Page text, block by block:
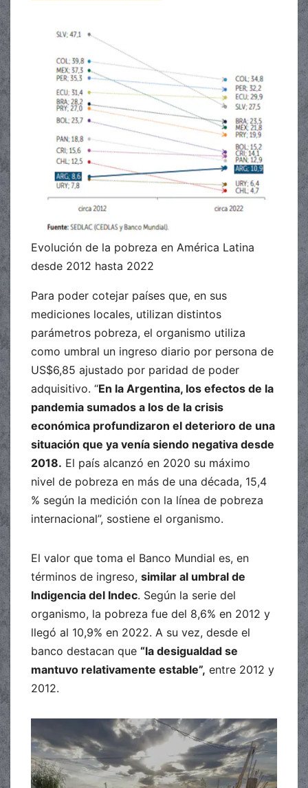
Evolución de la pobreza en América Latina
desde 2012 hasta 2022
Para poder cotejar países que, en sus
mediciones locales, utilizan distintos
parámetros pobreza, el organismo utiliza
como umbral un ingreso diario por persona de
US$6,85 ajustado por paridad de poder
adquisitivo. “En la Argentina, los efectos de la
pandemia sumados a los de la crisis
económica profundizaron el deterioro de una
situación que ya venía siendo negativa desde
2018. El país alcanzó en 2020 su máximo
nivel de pobreza en más de una década, 15,4
% según la medición con la línea de pobreza
internacional”, sostiene el organismo.
El valor que toma el Banco Mundial es, en
términos de ingreso, similar al umbral de
Indigencia del Indec. Según la serie del
organismo, la pobreza fue del 8,6% en 2012 y
llegó al 10,9% en 2022. A su vez, desde el
banco destacan que “la desigualdad se
mantuvo relativamente estable”, entre 2012 y
2012.